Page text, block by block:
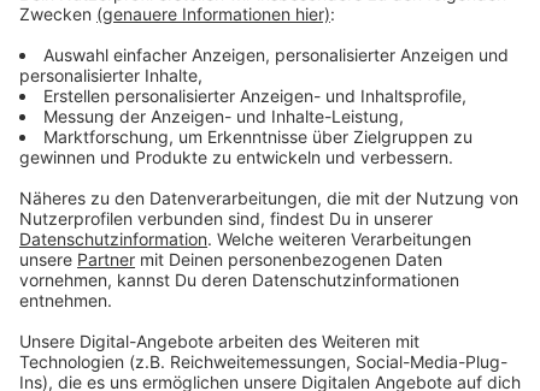
Angelina Jolie messerscharf
Silli und Andi reminiszieren über die 90er mit
Anekdoten über Angelina Jolies Messersammlung,
Mike Tysons Taubenzucht und Pierce Brosnans
Feuer schlucken. Kurze, humorvolle Geschichten
und Kult-Referenzen verleihen der Episode ihren
besonderen Charme.
Angelinas heimliche Sammelleidenschaft,